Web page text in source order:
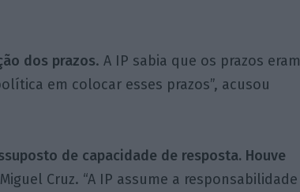
dos prazos. A IP sabia que os prazos eram
em colocar esses prazos”, acusou
de capacidade de resposta. Houve
Cruz. “A IP assume a responsabilidade